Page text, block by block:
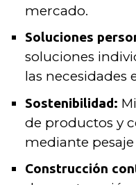
mercado.
Soluciones
soluciones
las necesidades
Sostenibilidad:
de productos y
mediante
Construcción